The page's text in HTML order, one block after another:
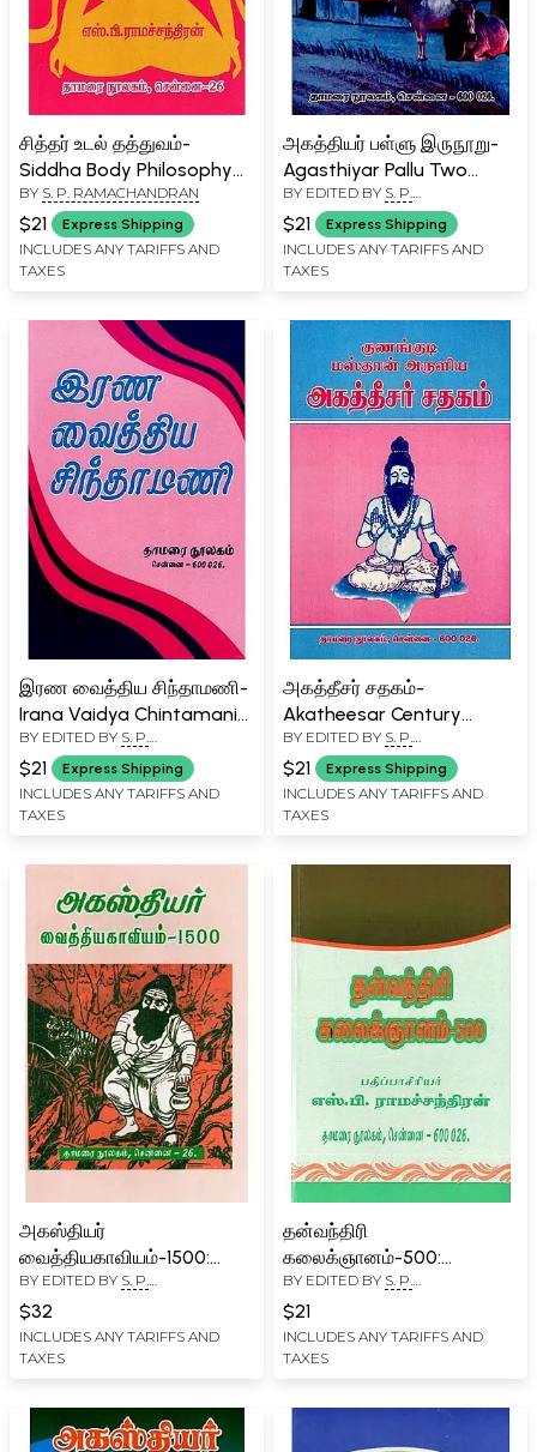
சித்தர் உடல் தத்துவம்-
Siddha Body Philosophy
(Tamil)
BY S. P. RAMACHANDRAN
$21 Express Shipping
INCLUDES ANY TARIFFS AND
TAXES
அகத்தியர் பள்ளு இருநூறு-
Agasthiyar Pallu Two
Hundred (Tamil)
BY EDITED BY S. P.
RAMACHANDRAN
$21 Express Shipping
INCLUDES ANY TARIFFS AND
TAXES
இரண வைத்திய சிந்தாமணி-
Irana Vaidya Chintamani
(Tamil)
BY EDITED BY S. P.
RAMACHANDRAN
$21 Express Shipping
INCLUDES ANY TARIFFS AND
TAXES
அகத்தீசர் சதகம்-
Akatheesar Century
(Tamil)
BY EDITED BY S. P.
RAMACHANDRAN
$21 Express Shipping
INCLUDES ANY TARIFFS AND
TAXES
அகஸ்தியர்
வைத்தியகாவியம்-1500:
Agasthiyar Vaithiya
Kavyam- 1500 (Tamil)
BY EDITED BY S. P.
RAMACHANDRAN
$32
INCLUDES ANY TARIFFS AND
TAXES
தன்வந்திரி
கலைக்ஞானம்-500:
Dhanvantri Kalaignanam-
500 (Tamil)
BY EDITED BY S. P.
RAMACHANDRAN
$21
INCLUDES ANY TARIFFS AND
TAXES